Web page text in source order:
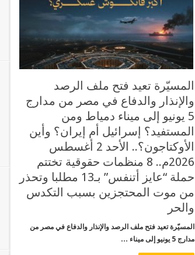
المسيّرة تعيد فتح ملف الرصد
والإنذار والدفاع في مصر من مدارج
5 يونيو إلى ميناء دمياط ومن
المستفيد؟ إسرائيل أم إيران؟ وأين
الأوكتاجون؟.. الأحد 2 أغسطس
2026م.. 8 منظمات حقوقية تختتم
حملة “عايز أتنفس” بـ13 مطلبا وتحذر
من موت المحتجزين بسبب التكدس
والحر
المسيّرة تعيد فتح ملف الرصد والإنذار والدفاع في مصر من
مدارج 5 يونيو إلى ميناء …